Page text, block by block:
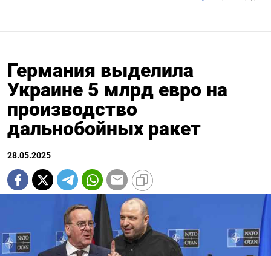
Германия выделила
Украине 5 млрд евро на
производство
дальнобойных ракет
28.05.2025